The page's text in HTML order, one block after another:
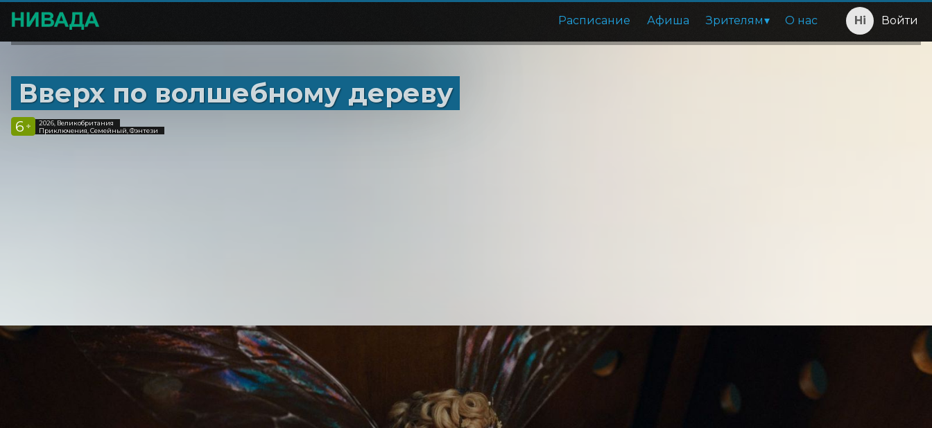
Расписание Афиша Зрителям О нас Войти
Вверх по волшебному дереву
6 +
2026, Великобритания
Приключения, Семейный, Фэнтези